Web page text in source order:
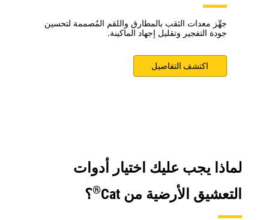
جهِّز معدات الثقب بالمطارق واللقم المُصممة لتحسين
جودة التفجير وتقليل إجهاد الماكينة.
اكتشف التفاصيل
لماذا يجب عليك اختيار أدوات
التعشيق الأرضية من Cat
®؟